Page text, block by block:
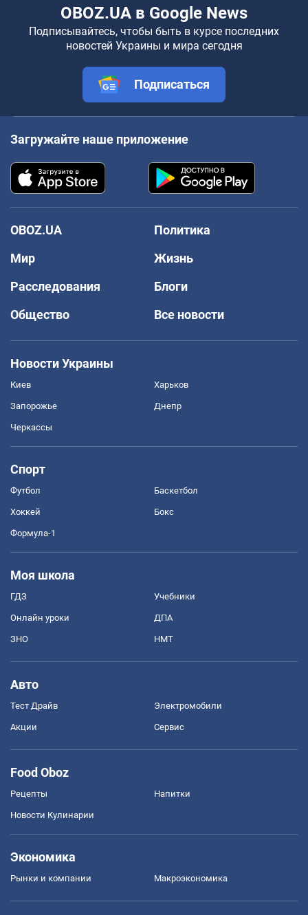
OBOZ.UA в Google News
Подписывайтесь, чтобы быть в курсе последних
новостей Украины и мира сегодня
Подписаться
Загружайте наше приложение
OBOZ.UA
Политика
Мир
Жизнь
Расследования
Блоги
Общество
Все новости
Новости Украины
Киев Харьков
Запорожье Днепр
Черкассы
Спорт
Футбол Баскетбол
Хоккей Бокс
Формула-1
Моя школа
ГДЗ Учебники
Онлайн уроки ДПА
ЗНО НМТ
Авто
Тест Драйв Электромобили
Акции Сервис
Food Oboz
Рецепты Напитки
Новости Кулинарии
Экономика
Рынки и компании Mакроэкономика